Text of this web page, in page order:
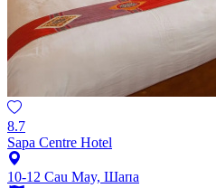
8.7
Sapa Centre Hotel
10-12 Cau May, Шапа